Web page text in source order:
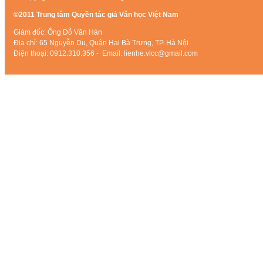
©2011 Trung tâm Quyền tác giả Văn học Việt Nam
Giám đốc: Ông Đỗ Văn Hàn
Địa chỉ: 65 Nguyễn Du, Quận Hai Bà Trưng, TP. Hà Nội.
Điện thoại: 0912.310.356 - Email: lienhe.vlcc@gmail.com